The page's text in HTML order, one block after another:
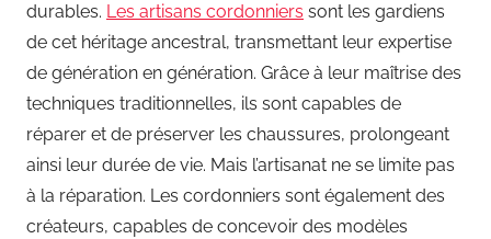
durables. Les artisans cordonniers sont les gardiens
de cet héritage ancestral, transmettant leur expertise
de génération en génération. Grâce à leur maîtrise des
techniques traditionnelles, ils sont capables de
réparer et de préserver les chaussures, prolongeant
ainsi leur durée de vie. Mais l’artisanat ne se limite pas
à la réparation. Les cordonniers sont également des
créateurs, capables de concevoir des modèles